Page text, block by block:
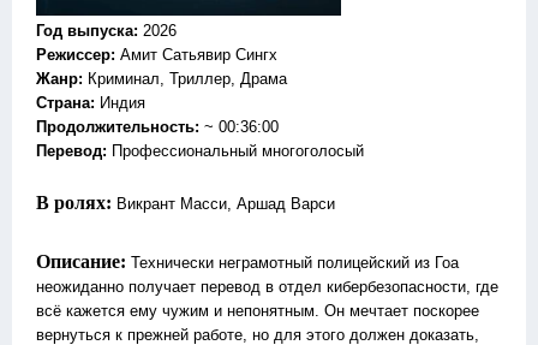
Год выпуска: 2026
Режиссер: Амит Сатьявир Сингх
Жанр: Криминал, Триллер, Драма
Страна: Индия
Продолжительность: ~ 00:36:00
Перевод: Профессиональный многоголосый
В ролях: Викрант Масси, Аршад Варси
Описание: Технически неграмотный полицейский из Гоа
неожиданно получает перевод в отдел кибербезопасности, где
всё кажется ему чужим и непонятным. Он мечтает поскорее
вернуться к прежней работе, но для этого должен доказать,